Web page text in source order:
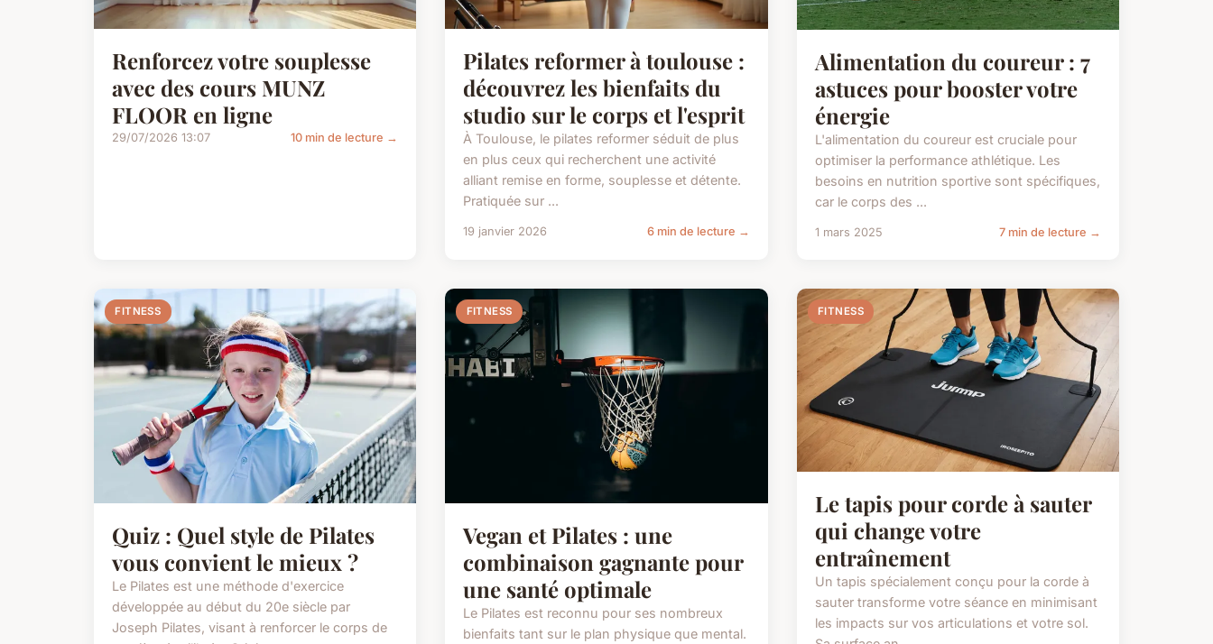
Renforcez votre souplesse
avec des cours MUNZ
FLOOR en ligne
29/07/2026 13:07 10 min de lecture →
Pilates reformer à toulouse :
découvrez les bienfaits du
studio sur le corps et l'esprit
À Toulouse, le pilates reformer séduit de plus
en plus ceux qui recherchent une activité
alliant remise en forme, souplesse et détente.
Pratiquée sur ...
19 janvier 2026 6 min de lecture →
Alimentation du coureur : 7
astuces pour booster votre
énergie
L'alimentation du coureur est cruciale pour
optimiser la performance athlétique. Les
besoins en nutrition sportive sont spécifiques,
car le corps des ...
1 mars 2025 7 min de lecture →
FITNESS
Quiz : Quel style de Pilates
vous convient le mieux ?
Le Pilates est une méthode d'exercice
développée au début du 20e siècle par
Joseph Pilates, visant à renforcer le corps de
FITNESS
Vegan et Pilates : une
combinaison gagnante pour
une santé optimale
Le Pilates est reconnu pour ses nombreux
bienfaits tant sur le plan physique que mental.
FITNESS
Le tapis pour corde à sauter
qui change votre
entraînement
Un tapis spécialement conçu pour la corde à
sauter transforme votre séance en minimisant
les impacts sur vos articulations et votre sol.